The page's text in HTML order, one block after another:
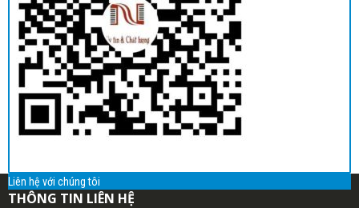
Liên hệ với chúng tôi
THÔNG TIN LIÊN HỆ